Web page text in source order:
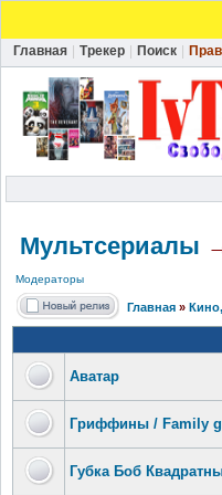
Главная Трекер Поиск
Мультсериалы
Модераторы
Главная »
Аватар
Гриффины / Family
Губка Боб